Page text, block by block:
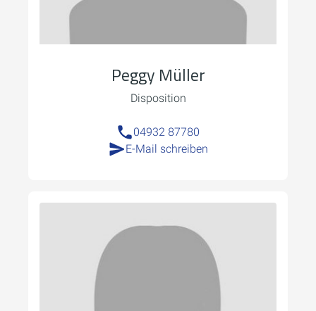
Peggy Müller
Disposition
04932 87780
E-Mail schreiben